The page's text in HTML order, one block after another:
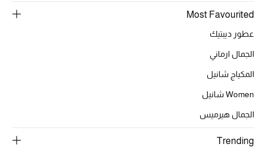
تسوقوا للنساء
الموسم الجديد
Most Favourited
عطور ديبتيك
الجمال ارماني
المكياج شانيل
Women شانيل
الجمال هيرميس
Trending